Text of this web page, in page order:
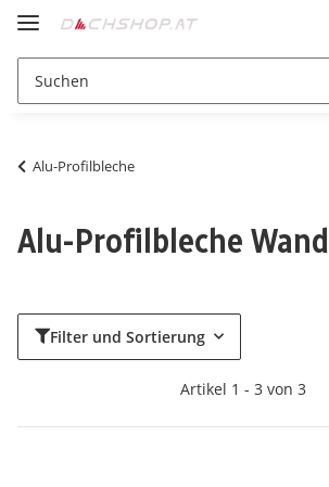
Alu-Profilbleche
Alu-Profilbleche Wand
Filter und Sortierung
Artikel 1 - 3 von 3